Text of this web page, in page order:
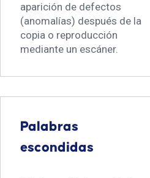
aparición de defectos
(anomalías) después de la
copia o reproducción
mediante un escáner.
Palabras
escondidas